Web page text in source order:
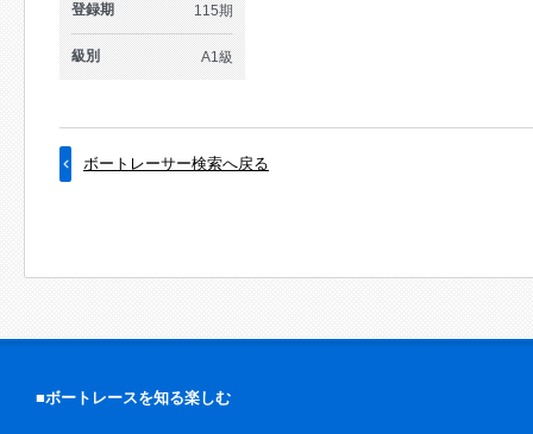
登録期 115期
級別 A1級
ボートレーサー検索へ戻る
■ボートレースを知る楽しむ